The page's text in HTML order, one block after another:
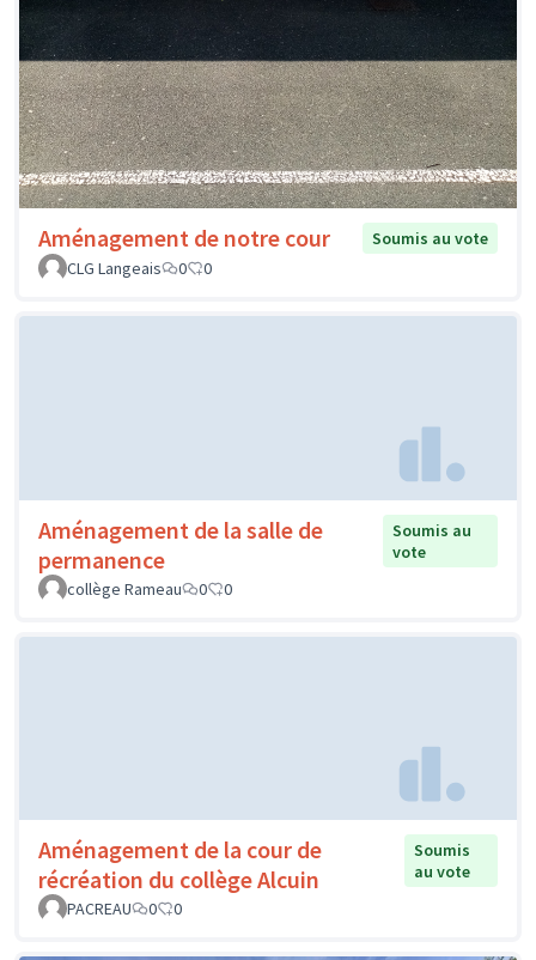
Aménagement de notre cour
Soumis au vote
CLG Langeais
0 0
Aménagement de la salle de
permanence
Soumis au
vote
collège Rameau
0 0
Aménagement de la cour de
récréation du collège Alcuin
Soumis
au vote
PACREAU
0 0